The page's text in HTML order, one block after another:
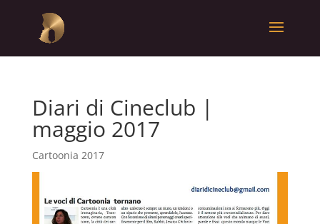
Diari di Cineclub |
maggio 2017
Cartoonia 2017